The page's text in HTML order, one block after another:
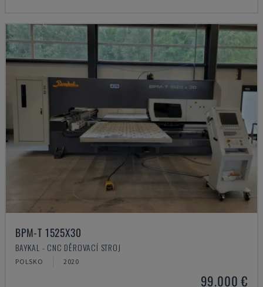
BPM-T 1525X30
BAYKAL - CNC DĚROVACÍ STROJ
POLSKO 2020
99.000 €